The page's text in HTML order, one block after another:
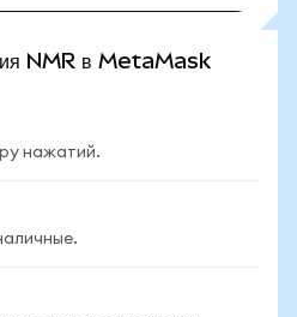
NMR в MetaMask
нажатий.